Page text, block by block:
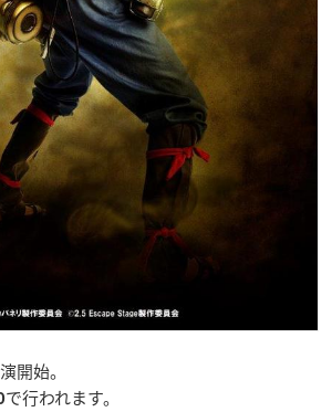
開始。
で行われます。